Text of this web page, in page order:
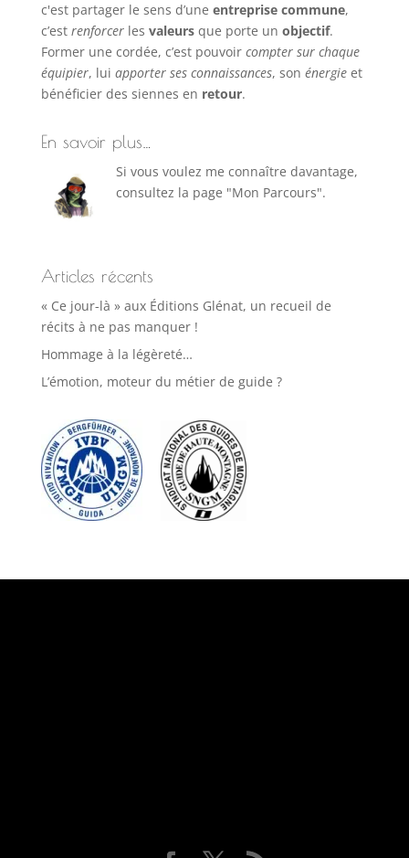
c'est partager le sens d’une entreprise commune,
c’est renforcerles valeursque porte un objectif.
Former une cordée, c’est pouvoircompter sur chaque
équipier, lui apporter ses connaissances, son énergieet
bénéficier des siennes en retour.
En savoir plus…
Si vous voulez me connaître davantage,
consultez la page "Mon Parcours".
Articles récents
« Ce jour-là » aux Éditions Glénat, un recueil de
récits à ne pas manquer !
Hommage à la légèreté…
L’émotion, moteur du métier de guide ?